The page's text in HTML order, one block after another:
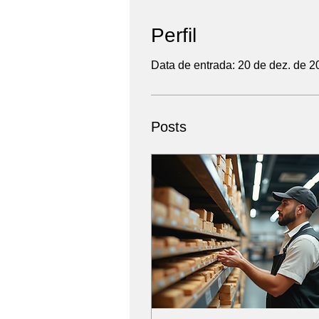
Perfil
Data de entrada: 20 de dez. de
Posts